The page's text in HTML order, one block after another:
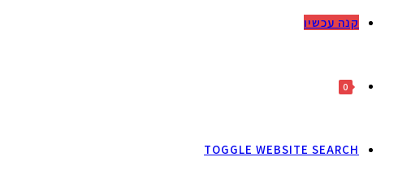
קנה עכשיו
0
TOGGLE WEBSITE SEARCH